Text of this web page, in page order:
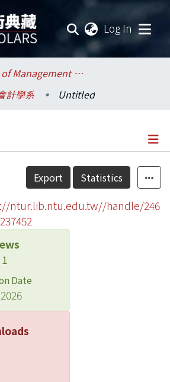
Log In
College of Management / 管理學院
計學系
Untitled
Details
Export Statistics
ntur.lib.ntu.edu.tw//handle/246
1
Date